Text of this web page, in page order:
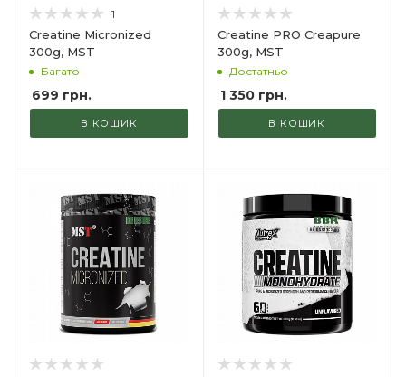
1
Creatine Micronized
300g, MST
Багато
699 грн.
В КОШИК
Creatine PRO Creapure
300g, MST
Достатньо
1 350грн.
В КОШИК